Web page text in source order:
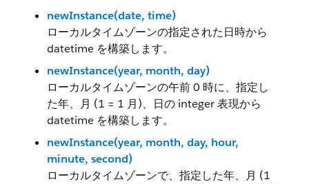
newInstance(date, time)
ローカルタイムゾーンの指定された日時から
datetime を構築します。
newInstance(year, month, day)
ローカルタイムゾーンの午前 0 時に、指定し
た年、月 (1 = 1 月)、日の integer 表現から
datetime を構築します。
newInstance(year, month, day, hour,
minute, second)
ローカルタイムゾーンで、指定した年、月 (1